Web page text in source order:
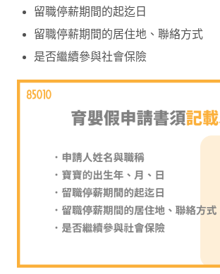
留職停薪期間的起迄日
留職停薪期間的居住地、聯絡方式
是否繼續參與社會保險